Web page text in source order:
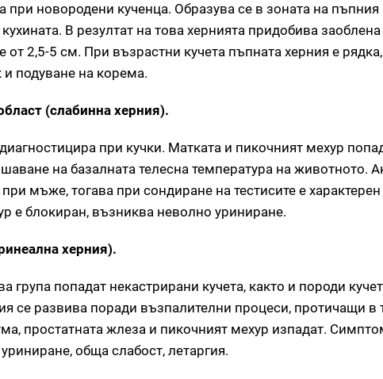
при новородени кученца. Образува се в зоната на пъпния
В резултат на това хернията придобива
от 2,5-5 см. При възрастни кучета пъпната херния е
и подуване на корема.
(слабинна херния).
при кучки. Матката и пикочният мехур
на базалната телесна температура на животното.
мъже, тогава при сондиране на тестисите е
е блокиран, възниква неволно уриниране.
херния).
група попадат некастрирани кучета, както и породи
се развива поради възпалителни процеси, протичащи в
простатната жлеза и пикочният мехур изпадат.
обща слабост, летаргия.